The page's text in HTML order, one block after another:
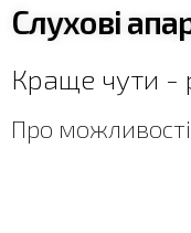
Cлухові
Краще чути -
Про можливості